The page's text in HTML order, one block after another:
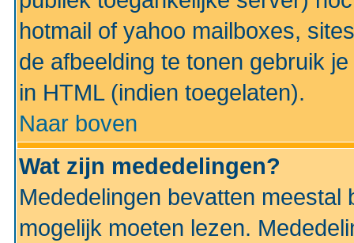
hotmail of yahoo mailboxes,
de afbeelding te tonen gebruik
in HTML (indien toegelaten).
Naar boven
Wat zijn mededelingen?
Mededelingen bevatten
mogelijk moeten lezen.